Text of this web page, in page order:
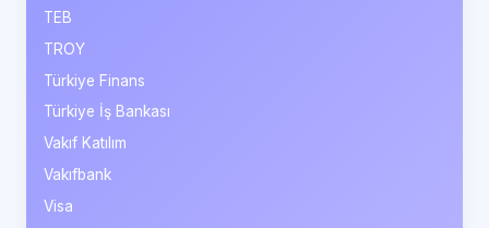
TEB
TROY
Türkiye Finans
Türkiye İş Bankası
Vakıf Katılım
Vakıfbank
Visa